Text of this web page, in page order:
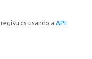
usando a API